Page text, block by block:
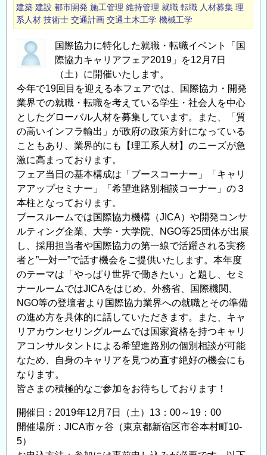
科
学
の
教
員
公
募
に
つ
い
て
の
建築 建設 都市開発 施工管理 維持管理 就職 転職 人材募集 理
系人材 技術士 交通計画 交通土木工学 機械工学
国際協力に特化した就職・転職イベント「国
際協力キャリアフェア2019」を12月7日
（土）に開催いたします。
今年で19回目を迎える本フェアでは、国際協力・開発
業界での就職・転職を考えている学生・社会人を中心
としたグローバル人材を募集しています。また、「質
の高いインフラ輸出」が政府の政策方針になっている
こともあり、業界的にも【理工系人材】のニーズが急
激に高まっております。
フェア当日の基本構成は「ブースコーナー」「キャリ
アアップセミナー」「希望進路別相談コーナー」の３
本柱となっております。
ブースルームでは国際協力機構（JICA）や開発コンサ
ルティング企業、大学・大学院、NGO等25団体が出展
し、採用担当者や国際協力の第一線で活躍される実務
者と”一対一”で話す機会をご提供いたします。本年度
のテーマは「やっぱり世界で働きたい」と題し、セミ
ナールームではJICAをはじめ、外務省、国際機関、
NGO等の登壇者より国際協力業界への就職とその準備
の進め方を具体的に話していただきます。また、キャ
リアカウンセリングルームでは国家資格を持つキャリ
アコンサルタントによる希望進路別の個別相談が可能
なため、自身のキャリアを見つめ直す絶好の機会にも
なります。
皆さまの積極的なご参加をお待ちしております！
開催日：2019年12月7日（土）13：00～19：00
開催場所：JICA市ヶ谷（東京都新宿区市谷本村町10-
5）